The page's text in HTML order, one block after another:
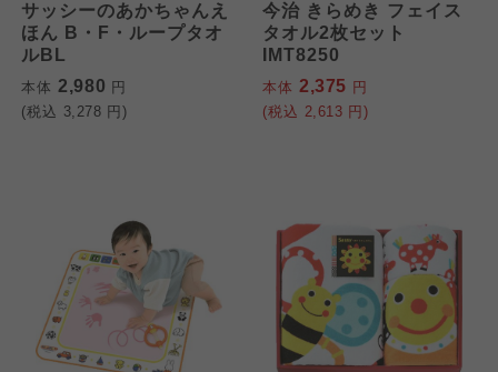
サッシーのあかちゃんえ
ほん B・F・ループタオ
ルBL
本体 2,980 円
(税込 3,278 円)
今治 きらめき フェイス
タオル2枚セット
IMT8250
本体 2,375 円
(税込 2,613 円)